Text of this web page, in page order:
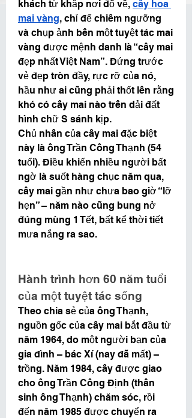
khách từ khắp nơi đổ về, cây hoa
mai vàng, chỉ để chiêm ngưỡng
và chụp ảnh bên một tuyệt tác mai
vàng được mệnh danh là “cây mai
đẹp nhất Việt Nam”. Đứng trước
vẻ đẹp tròn đầy, rực rỡ của nó,
hầu như ai cũng phải thốt lên rằng
khó có cây mai nào trên dải đất
hình chữ S sánh kịp.
Chủ nhân của cây mai đặc biệt
này là ông Trần Công Thạnh (54
tuổi). Điều khiến nhiều người bất
ngờ là suốt hàng chục năm qua,
cây mai gần như chưa bao giờ “lỡ
hẹn” – năm nào cũng bung nở
đúng mùng 1 Tết, bất kể thời tiết
mưa nắng ra sao.
Hành trình hơn 60 năm tuổi
của một tuyệt tác sống
Theo chia sẻ của ông Thạnh,
nguồn gốc của cây mai bắt đầu từ
năm 1964, do một người bạn của
gia đình – bác Xí (nay đã mất) –
trồng. Năm 1984, cây được giao
cho ông Trần Công Định (thân
sinh ông Thạnh) chăm sóc, rồi
đến năm 1985 được chuyển ra